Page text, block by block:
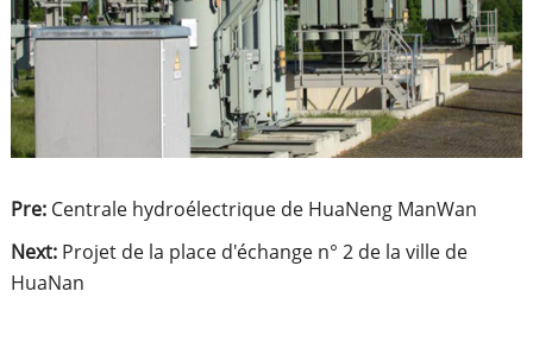
Pre: Centrale hydroélectrique de HuaNeng ManWan
Next: Projet de la place d'échange n° 2 de la ville de
HuaNan